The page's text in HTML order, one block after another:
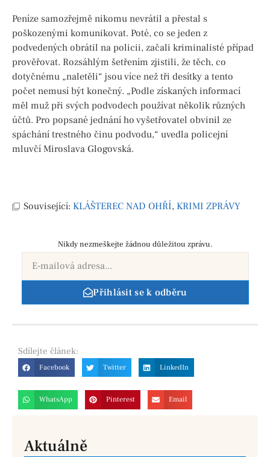
Peníze samozřejmě nikomu nevrátil a přestal s
poškozenými komunikovat. Poté, co se jeden z
podvedených obrátil na policii, začali kriminalisté případ
prověřovat. Rozsáhlým šetřením zjistili, že těch, co
dotyčnému „naletěli“ jsou více než tři desítky a tento
počet nemusí být konečný. „Podle získaných informací
měl muž při svých podvodech používat několik různých
účtů. Pro popsané jednání ho vyšetřovatel obvinil ze
spáchání trestného činu podvodu,“ uvedla policejní
mluvčí Miroslava Glogovská.
Související: KLÁŠTEREC NAD OHŘÍ, KRIMI ZPRÁVY
Nikdy nezmeškejte žádnou důležitou zprávu.
Přihlásit se k odběru
Sdílejte článek:
Facebook Twitter LinkedIn
WhatsApp Pinterest Email
Aktuálně